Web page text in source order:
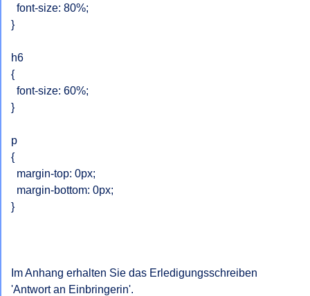
}
h6
{
}
p
{
}
Im Anhang erhalten Sie das Erledigungsschreiben
'Antwort an Einbringerin'.